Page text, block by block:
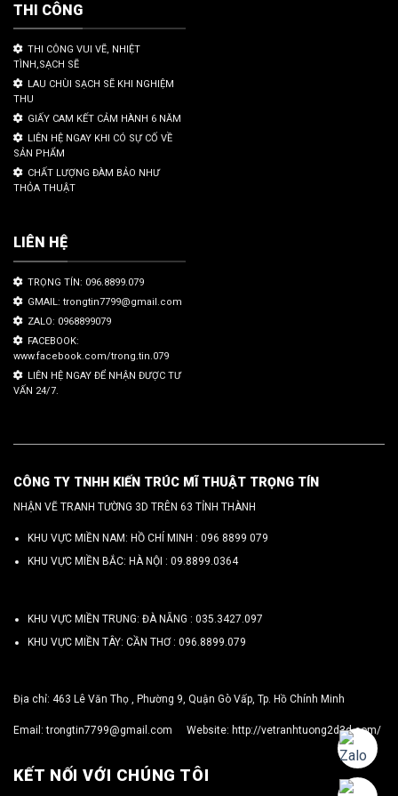
THI CÔNG
THI CÔNG VUI VẼ, NHIỆT
TÌNH,SẠCH SẼ
LAU CHÙI SẠCH SẼ KHI NGHIỆM
THU
GIẤY CAM KẾT CẢM HÀNH 6 NĂM
LIÊN HỆ NGAY KHI CÓ SỰ CỐ VỀ
SẢN PHẨM
CHẤT LƯỢNG ĐÀM BẢO NHƯ
THỎA THUẬT
LIÊN HỆ
TRỌNG TÍN: 096.8899.079
GMAIL: trongtin7799@gmail.com
ZALO: 0968899079
FACEBOOK:
www.facebook.com/trong.tin.079
LIÊN HỆ NGAY ĐỂ NHẬN ĐƯỢC TƯ
VẤN 24/7.
CÔNG TY TNHH KIẾN TRÚC MĨ THUẬT TRỌNG TÍN
NHẬN VẼ TRANH TƯỜNG 3D TRÊN 63 TỈNH THÀNH
KHU VỰC MIỀN NAM: HỒ CHÍ MINH : 096 8899 079
KHU VỰC MIỀN BẮC: HÀ NỘI : 09.8899.0364
KHU VỰC MIỀN TRUNG: ĐÀ NẴNG : 035.3427.097
KHU VỰC MIỀN TÂY: CẦN THƠ : 096.8899.079
Địa chỉ: 463 Lê Văn Thọ , Phường 9, Quận Gò Vấp, Tp. Hồ Chính Minh
Email:trongtin7799@gmail.com Website: http://vetranhtuong2d3d.com/
KẾT NỐI VỚI CHÚNG TÔI